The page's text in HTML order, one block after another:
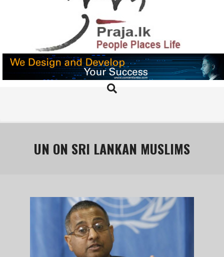
PRAJA.LK
Search
UN ON SRI LANKAN MUSLIMS